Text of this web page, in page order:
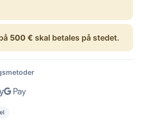
500 € skal betales på stedet.